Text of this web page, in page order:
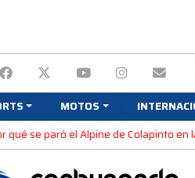
MOTOS
qué se paró el Alpine de Colapinto